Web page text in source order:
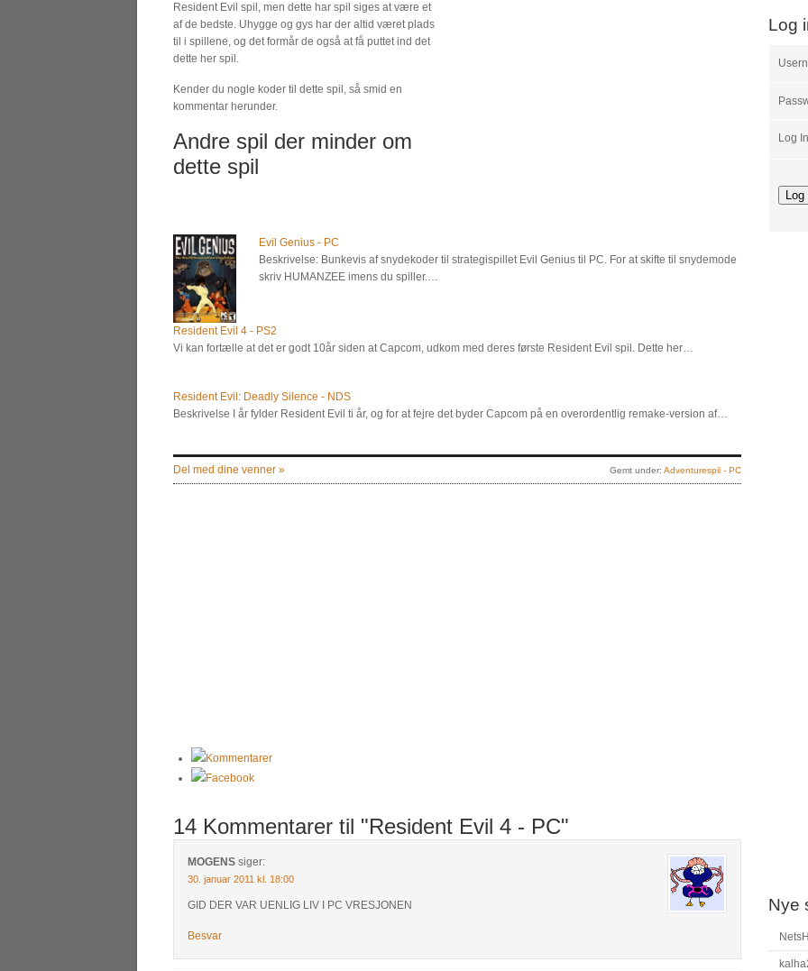
Resident Evil spil, men dette har spil siges at være et
af de bedste. Uhygge og gys har der altid været plads
til i spillene, og det formår de også at få puttet ind det
dette her spil.
Kender du nogle koder til dette spil, så smid en
kommentar herunder.
Andre spil der minder om
dette spil
Evil Genius - PC
Beskrivelse: Bunkevis af snydekoder til strategispillet Evil Genius til PC. For at skifte til snydemode
skriv HUMANZEE imens du spiller.…
Resident Evil 4 - PS2
Vi kan fortælle at det er godt 10år siden at Capcom, udkom med deres første Resident Evil spil. Dette her…
Resident Evil: Deadly Silence - NDS
Beskrivelse I år fylder Resident Evil ti år, og for at fejre det byder Capcom på en overordentlig remake-version af…
Del med dine venner » Gemt under: Adventurespil - PC
Kommentarer
Facebook
14 Kommentarer til "Resident Evil 4 - PC"
MOGENS siger:
30. januar 2011 kl. 18:00
GID DER VAR UENLIG LIV I PC VRESJONEN
Besvar
Log
Log
Nye